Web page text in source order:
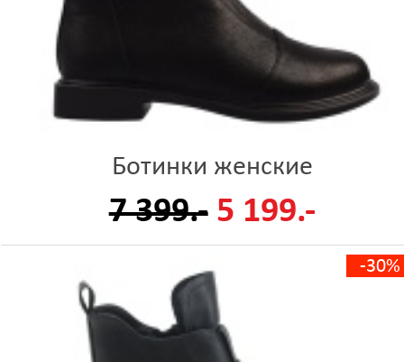
Ботинки женские
7 399.- 5 199.-
-30%